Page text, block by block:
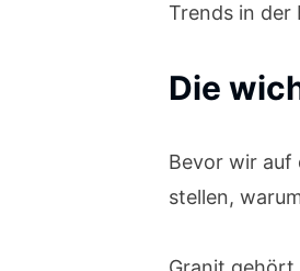
Trends in der
Die
Bevor wir auf
stellen,